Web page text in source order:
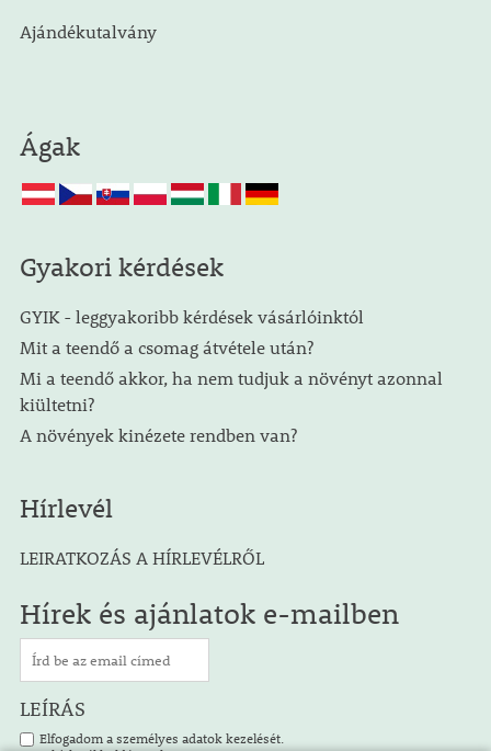
Ajándékutalvány
Ágak
Gyakori kérdések
GYIK - leggyakoribb kérdések vásárlóinktól
Mit a teendő a csomag átvétele után?
Mi a teendő akkor, ha nem tudjuk a növényt azonnal
kiültetni?
A növények kinézete rendben van?
Hírlevél
LEIRATKOZÁS A HÍRLEVÉLRŐL
Hírek és ajánlatok e-mailben
LEÍRÁS
Elfogadom a személyes adatok kezelését.